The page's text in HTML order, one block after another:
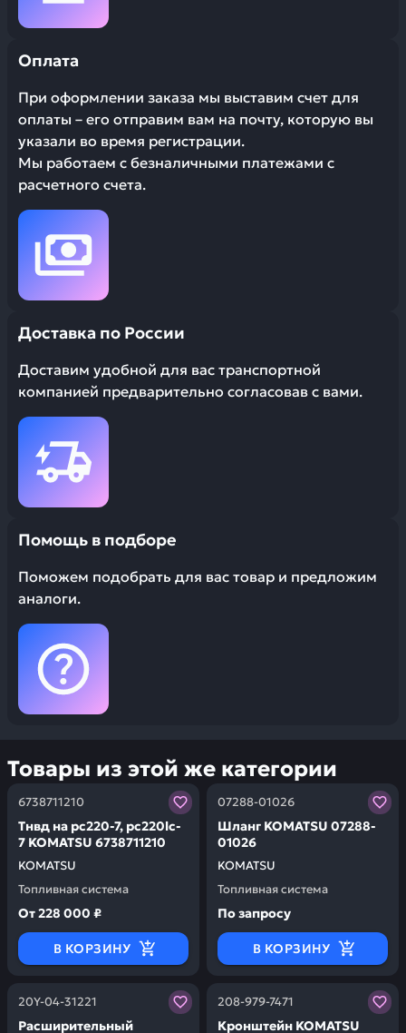
Оплата
При оформлении заказа мы выставим счет для
оплаты – его отправим вам на почту, которую вы
указали во время регистрации.
Мы работаем с безналичными платежами с
расчетного счета.
Доставка по России
Доставим удобной для вас транспортной
компанией предварительно согласовав с вами.
Помощь в подборе
Поможем подобрать для вас товар и предложим
аналоги.
Товары из этой же категории
6738711210
KOMATSU
Тнвд на pc220-7, pc220lc-
7 KOMATSU 6738711210
Топливная система
Заказывая запчасти у нас, вы получаете гарантию
От228 000 ₽
В КОРЗИНУ
07288-01026
KOMATSU
Шланг KOMATSU 07288-
01026
Топливная система
Заказывая запчасти у
По запросу
В КОРЗИНУ
20Y-04-31221
Расширительный
Заказывая запчасти у нас, вы получаете гарантию
208-979-7471
Кронштейн KOMATSU
Заказывая запчасти у